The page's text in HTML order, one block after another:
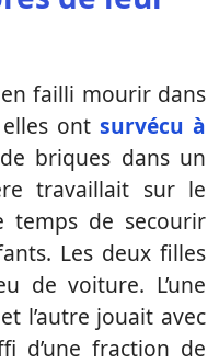
failli mourir dans
elles ontsurvécu à
briques dans un
travaillait sur le
temps de secourir
Les deux filles
de voiture. L’une
et l’autre jouait avec
d’une fraction de